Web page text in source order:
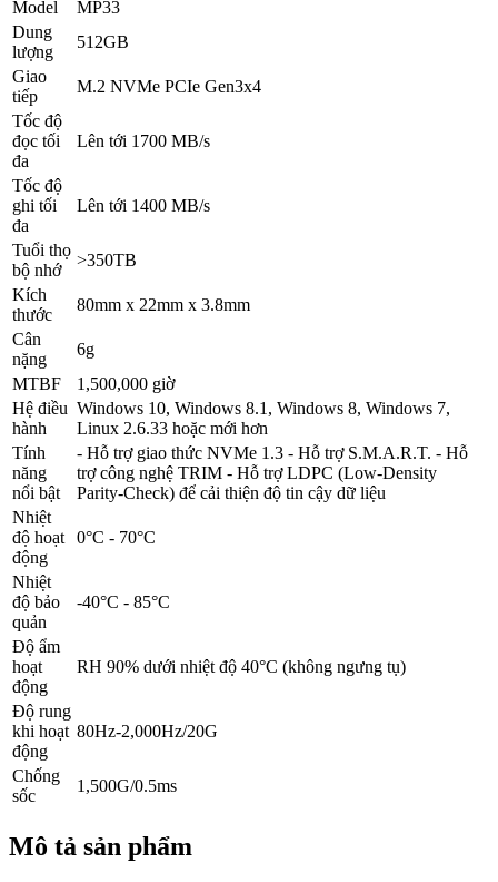
Model
MP33
Dung
lượng
512GB
Giao
tiếp
M.2 NVMe PCIe Gen3x4
Tốc độ
đọc tối
đa
Lên tới 1700 MB/s
Tốc độ
ghi tối
đa
Lên tới 1400 MB/s
Tuổi thọ
bộ nhớ
>350TB
Kích
thước
80mm x 22mm x 3.8mm
Cân
nặng
6g
MTBF
1,500,000 giờ
Hệ điều
hành
Windows 10, Windows 8.1, Windows 8, Windows 7,
Linux 2.6.33 hoặc mới hơn
Tính
năng
nổi bật
- Hỗ trợ giao thức NVMe 1.3 - Hỗ trợ S.M.A.R.T. - Hỗ
trợ công nghệ TRIM - Hỗ trợ LDPC (Low-Density
Parity-Check) để cải thiện độ tin cậy dữ liệu
Nhiệt
độ hoạt
động
0°C - 70°C
Nhiệt
độ bảo
quản
-40°C - 85°C
Độ ẩm
hoạt
động
RH 90% dưới nhiệt độ 40°C (không ngưng tụ)
Độ rung
khi hoạt
động
80Hz-2,000Hz/20G
Chống
sốc
1,500G/0.5ms
Mô tả sản phẩm